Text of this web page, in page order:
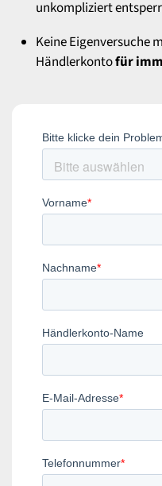
unkompliziert
Keine Eigenversuche
Händlerkontofür